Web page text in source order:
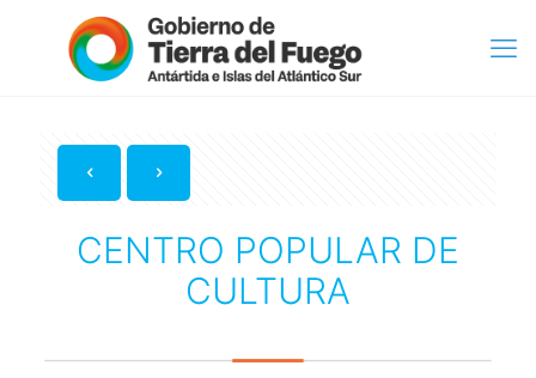
CENTRO POPULAR DE
CULTURA